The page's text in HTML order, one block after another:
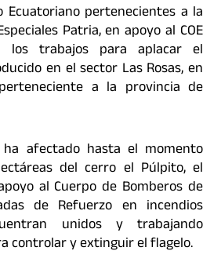
Ecuatoriano pertenecientes a la
Patria, en apoyo al COE
los trabajos para aplacar el
en el sector Las Rosas, en
a la provincia de
afectado hasta el momento
del cerro el Púlpito, el
al Cuerpo de Bomberos de
de Refuerzo en incendios
unidos y trabajando
controlar y extinguir el flagelo.